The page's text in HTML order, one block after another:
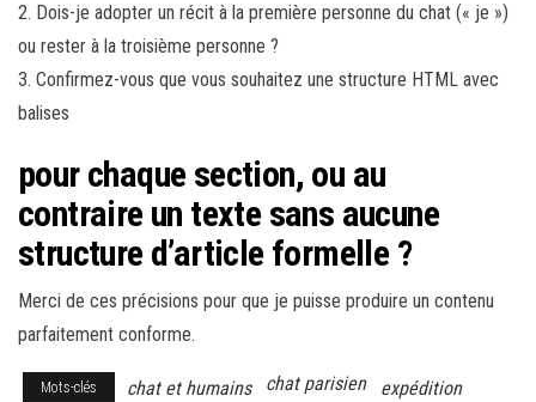
2. Dois-je adopter un récit à la première personne du chat (« je »)
ou rester à la troisième personne ?
3. Confirmez-vous que vous souhaitez une structure HTML avec
balises
pour chaque section, ou au
contraire un texte sans aucune
structure d’article formelle ?
Merci de ces précisions pour que je puisse produire un contenu
parfaitement conforme.
Mots-clés chat et humains chat parisien
expédition